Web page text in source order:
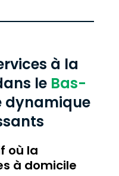
à la
le Bas-
dynamique
où la
à domicile